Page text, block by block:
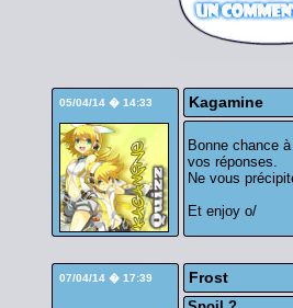
05/04/14 � 14:33 Kagamine
Bonne chance
vos réponses.
Ne vous
Et enjoy o/
07/04/14 � 17:39 Frost